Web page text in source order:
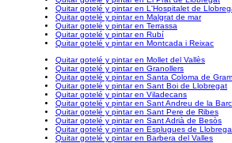
Quitar gotelé y pintar en L'Hospitalet de
Quitar gotelé y pintar en Malgrat de mar
Quitar gotelé y pintar en Terrassa
Quitar gotelé y pintar en Rubí
Quitar gotelé y pintar en Montcada i Reixac
Quitar gotelé y pintar en Mollet del Vallès
Quitar gotelé y pintar en Granollers
Quitar gotelé y pintar en Santa Coloma de
Quitar gotelé y pintar en Sant Boi de Llobregat
Quitar gotelé y pintar en Viladecans
Quitar gotelé y pintar en Sant Andreu de la
Quitar gotelé y pintar en Sant Pere de Ribes
Quitar gotelé y pintar en Sant Adrià de Besòs
Quitar gotelé y pintar en Esplugues de
Quitar gotelé y pintar en Barbera del Valles